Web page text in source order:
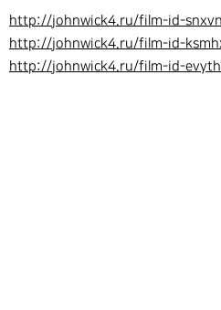
http://johnwick4.ru/film-id-
http://johnwick4.ru/film-id-
http://johnwick4.ru/film-id-